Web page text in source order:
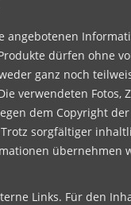
angebotenen
dürfen ohne
ganz noch
verwendeten Fotos,
dem Copyright
sorgfältiger
übernehmen
Links. Für den